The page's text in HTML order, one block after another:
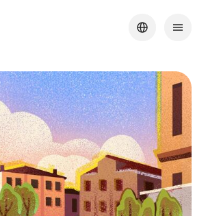
المحتوى